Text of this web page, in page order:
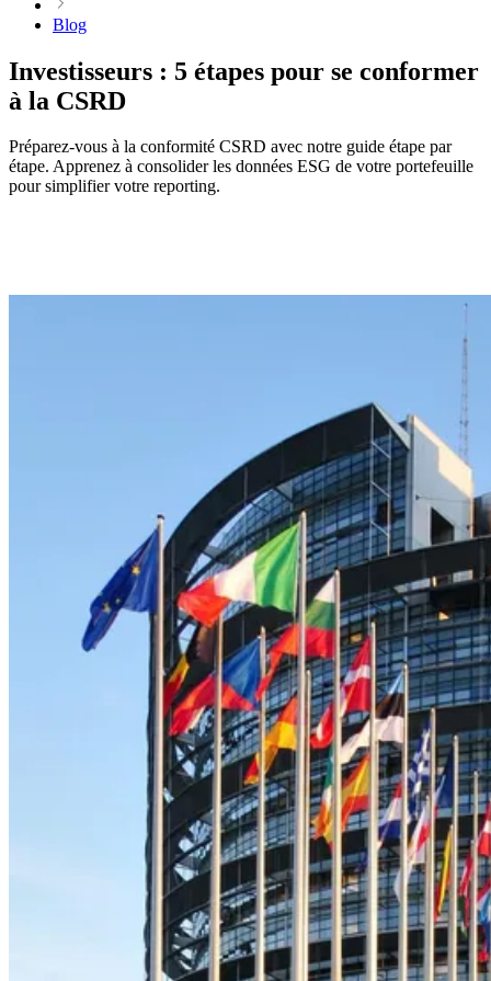
Blog
Investisseurs : 5 étapes pour se conformer
à la CSRD
Préparez-vous à la conformité CSRD avec notre guide étape par
étape. Apprenez à consolider les données ESG de votre portefeuille
pour simplifier votre reporting.